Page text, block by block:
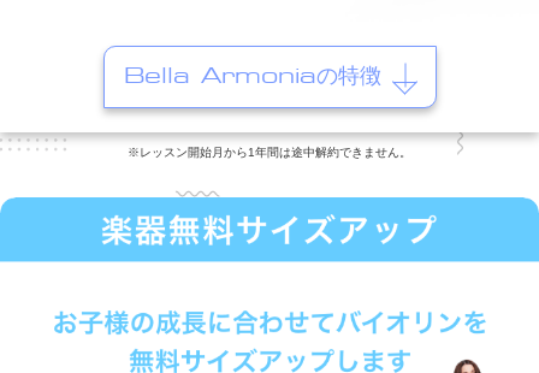
Bella Armoniaの特徴
※レッスン開始月から1年間は途中解約できません。